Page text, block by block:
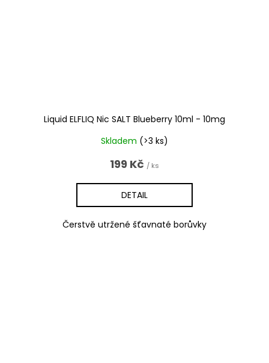
Liquid ELFLIQ Nic SALT Blueberry 10ml - 10mg
Skladem (>3 ks)
199 Kč / ks
DETAIL
Čerstvě utržené šťavnaté borůvky